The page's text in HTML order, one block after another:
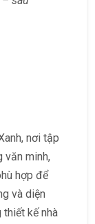
nơi tập
văn minh,
hợp để
và diện
kế nhà